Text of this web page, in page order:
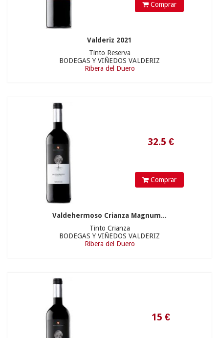
Comprar
Valderiz 2021
Tinto Reserva
BODEGAS Y VIÑEDOS VALDERIZ
Ribera del Duero
Comprar
Valdehermoso Crianza Magnum...
Tinto Crianza
BODEGAS Y VIÑEDOS VALDERIZ
Ribera del Duero